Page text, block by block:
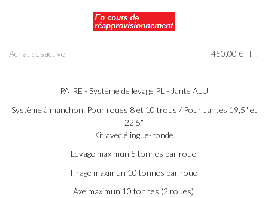
450.00 € H.T.
Achat desactivé
PAIRE - Système de levage PL - Jante ALU
Système à manchon: Pour roues 8 et 10 trous / Pour Jantes 19,5" et
22,5"
Kit avec élingue-ronde
Levage maximun 5 tonnes par roue
Tirage maximun 10 tonnes par roue
Axe maximun 10 tonnes (2 roues)